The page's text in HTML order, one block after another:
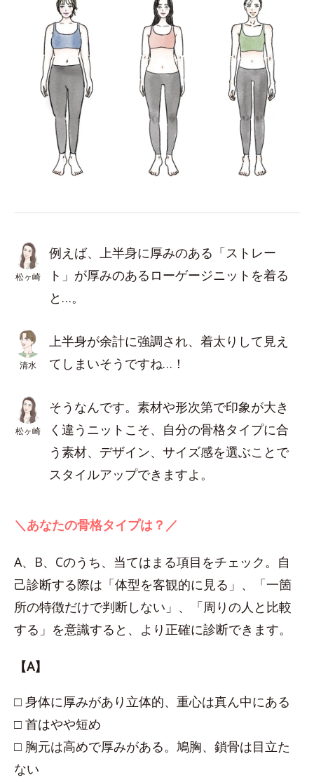
松ヶ崎
例えば、上半身に厚みのある「ストレー
ト」が厚みのあるローゲージニットを着る
と…。
清水
上半身が余計に強調され、着太りして見え
てしまいそうですね…！
松ヶ崎
そうなんです。素材や形次第で印象が大き
く違うニットこそ、自分の骨格タイプに合
う素材、デザイン、サイズ感を選ぶことで
スタイルアップできますよ。
＼あなたの骨格タイプは？／
A、B、Cのうち、当てはまる項目をチェック。自
己診断する際は「体型を客観的に見る」、「一箇
所の特徴だけで判断しない」、「周りの人と比較
する」を意識すると、より正確に診断できます。
【A】
□ 身体に厚みがあり立体的、重心は真ん中にある
□ 首はやや短め
□ 胸元は高めで厚みがある。鳩胸、鎖骨は目立た
ない